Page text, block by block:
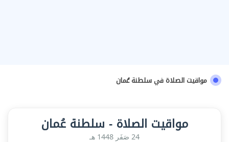
مواقيت الصلاة في سلطنة عُمان
مواقيت الصلاة - سلطنة عُمان
24 صَفَر 1448 هـ